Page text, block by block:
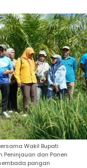
Wakil Bupati
Peninjauan dan Panen
pangan